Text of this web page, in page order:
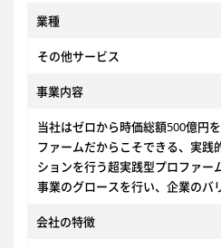
業種
その他サービス
事業内容
当社はゼロから時価総額500億円
ファームだからこそできる、実践
ションを行う超実践型プロファー
事業のグロースを行い、企業のバ
会社の特徴